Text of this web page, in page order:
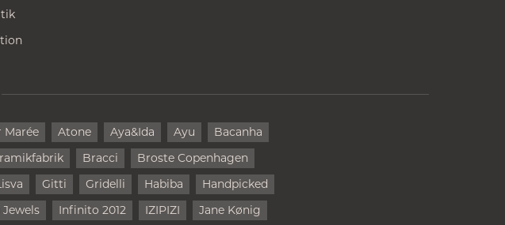
Marée Atone Aya&Ida Ayu
Bacanha
Bracci
Broste Copenhagen
Gitti Gridelli Habiba
Handpicked
Jewels Infinito 2012 IZIPIZI
Jane Kønig